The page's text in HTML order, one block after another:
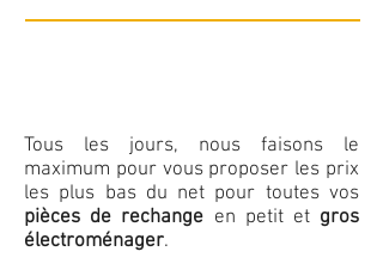
Tous les jours, nous faisons le
maximum pour vous proposer les prix
les plus bas du net pour toutes vos
pièces de rechange en petit et gros
électroménager.